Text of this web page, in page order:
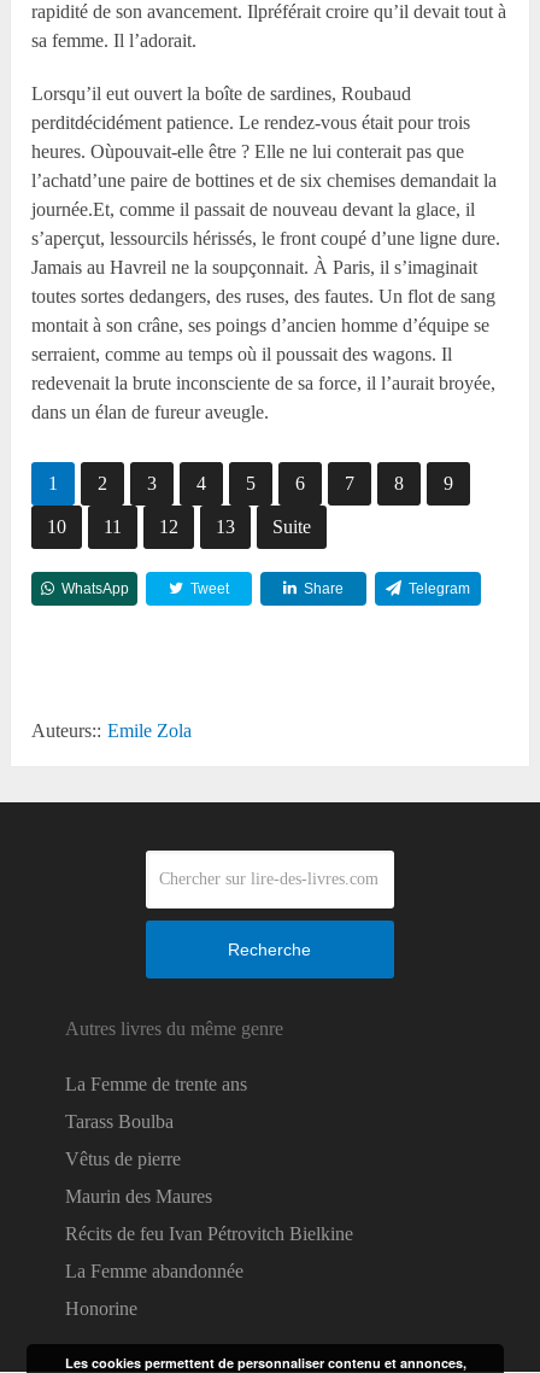
rapidité de son avancement. Ilpréférait croire qu’il devait tout à
sa femme. Il l’adorait.
Lorsqu’il eut ouvert la boîte de sardines, Roubaud
perditdécidément patience. Le rendez-vous était pour trois
heures. Oùpouvait-elle être ? Elle ne lui conterait pas que
l’achatd’une paire de bottines et de six chemises demandait la
journée.Et, comme il passait de nouveau devant la glace, il
s’aperçut, lessourcils hérissés, le front coupé d’une ligne dure.
Jamais au Havreil ne la soupçonnait. À Paris, il s’imaginait
toutes sortes dedangers, des ruses, des fautes. Un flot de sang
montait à son crâne, ses poings d’ancien homme d’équipe se
serraient, comme au temps où il poussait des wagons. Il
redevenait la brute inconsciente de sa force, il l’aurait broyée,
dans un élan de fureur aveugle.
1 2 3 4 5 6 7 8 9
10 11 12 13 Suite
WhatsApp Tweet Share Telegram
Auteurs:: Emile Zola
Recherche
Autres livres du même genre
La Femme de trente ans
Tarass Boulba
Vêtus de pierre
Maurin des Maures
Récits de feu Ivan Pétrovitch Bielkine
La Femme abandonnée
Honorine
Les cookies permettent de personnaliser contenu et annonces,